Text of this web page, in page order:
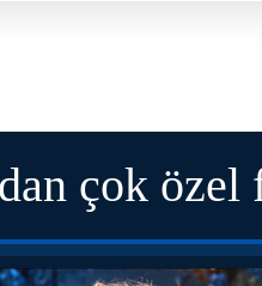
çok özel